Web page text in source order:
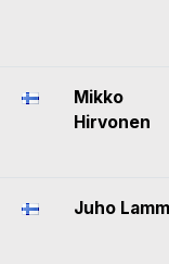
Mikko
Hirvonen
Juho